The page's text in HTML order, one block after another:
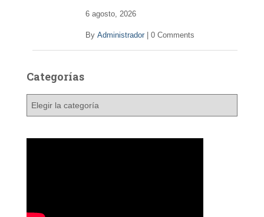
6 agosto, 2026
By Administrador 0 Comments
Categorías
e